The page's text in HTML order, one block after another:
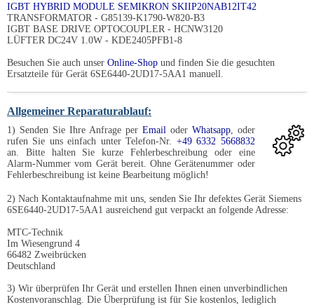
IGBT HYBRID MODULE SEMIKRON SKIIP20NAB12IT42
TRANSFORMATOR - G85139-K1790-W820-B3
IGBT BASE DRIVE OPTOCOUPLER - HCNW3120
LÜFTER DC24V 1.0W - KDE2405PFB1-8
Besuchen Sie auch unser Online-Shop und finden Sie die gesuchten
Ersatzteile für Gerät 6SE6440-2UD17-5AA1 manuell.
Allgemeiner Reparaturablauf:
1) Senden Sie Ihre Anfrage per Email oder Whatsapp, oder
rufen Sie uns einfach unter Telefon-Nr. +49 6332 5668832
an. Bitte halten Sie kurze Fehlerbeschreibung oder eine
Alarm-Nummer vom Gerät bereit. Ohne Gerätenummer oder
Fehlerbeschreibung ist keine Bearbeitung möglich!
2) Nach Kontaktaufnahme mit uns, senden Sie Ihr defektes Gerät Siemens
6SE6440-2UD17-5AA1 ausreichend gut verpackt an folgende Adresse:
MTC-Technik
Im Wiesengrund 4
66482 Zweibrücken
Deutschland
3) Wir überprüfen Ihr Gerät und erstellen Ihnen einen unverbindlichen
Kostenvoranschlag. Die Überprüfung ist für Sie kostenlos, lediglich